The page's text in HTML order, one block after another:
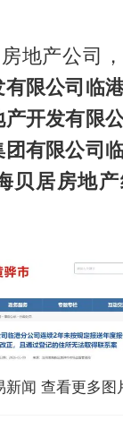
地产公司
限公司临
开发有限
有限公司临
贝居房地
新闻 查看更多图